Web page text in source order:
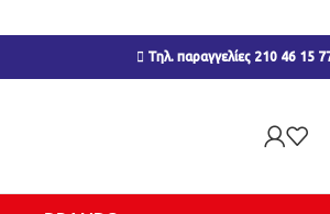
Τηλ. παραγγελίες 210 46 15